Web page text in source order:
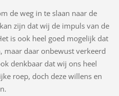
de weg in te slaan naar de
zijn dat wij de impuls van de
is ook heel goed mogelijk dat
maar daar onbewust verkeerd
denkbaar dat wij ons heel
roep, doch deze willens en